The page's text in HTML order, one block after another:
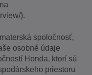
).
spoločnosť,
osobné údaje
Honda, ktorí sú
priestoru